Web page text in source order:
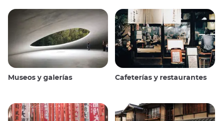
Museos y galerías Cafeterías y restaurantes